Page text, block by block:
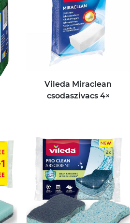
Vileda Miraclean
csodaszivacs 4×